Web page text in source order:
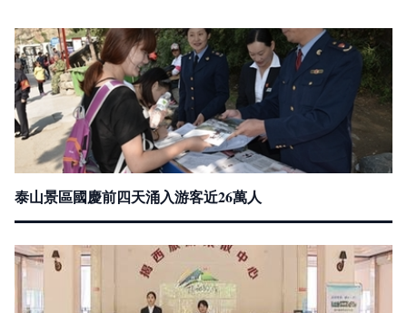
泰山景區國慶前四天涌入游客近26萬人